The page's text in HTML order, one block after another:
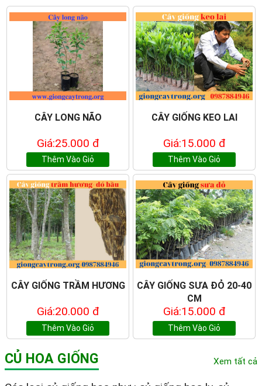
CÂY LONG NÃO
Giá:25.000 đ
Thêm Vào Giỏ
CÂY GIỐNG KEO LAI
Giá:15.000 đ
Thêm Vào Giỏ
CÂY GIỐNG TRẦM HƯƠNG
Giá:20.000 đ
Thêm Vào Giỏ
CÂY GIỐNG SƯA ĐỎ 20-40
CM
Giá:15.000 đ
Thêm Vào Giỏ
CỦ HOA GIỐNG Xem tất cả